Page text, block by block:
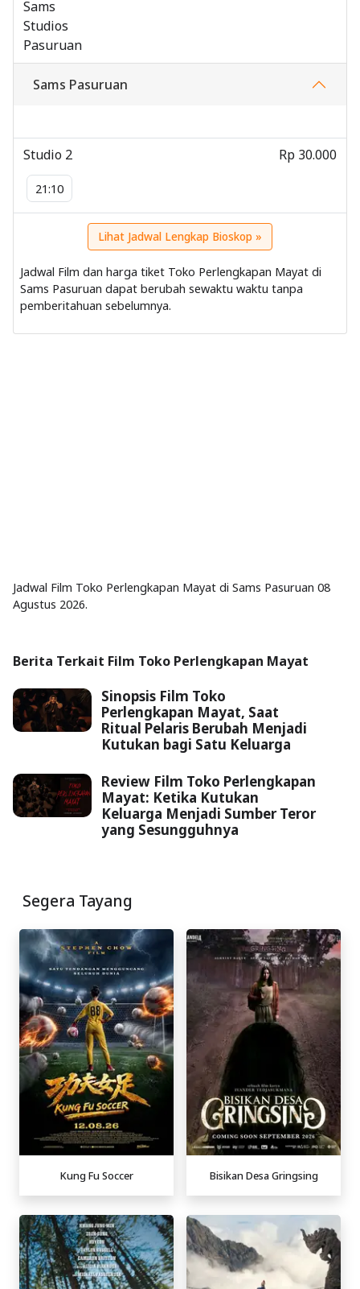
Jadwal Film Toko Perlengkapan Mayat di Sams Pasuruan 08
Agustus 2026.
Sams Pasuruan
Studio 2
21:10
Rp 30.000
Lihat Jadwal Lengkap Bioskop »
Jadwal Film dan harga tiket Toko Perlengkapan Mayat di
Sams Pasuruan dapat berubah sewaktu waktu tanpa
pemberitahuan sebelumnya.
Berita Terkait Film Toko Perlengkapan Mayat
Sinopsis Film Toko
Perlengkapan Mayat, Saat
Ritual Pelaris Berubah Menjadi
Kutukan bagi Satu Keluarga
Review Film Toko Perlengkapan
Mayat: Ketika Kutukan
Keluarga Menjadi Sumber Teror
yang Sesungguhnya
Segera Tayang
Kung Fu Soccer Bisikan Desa Gringsing